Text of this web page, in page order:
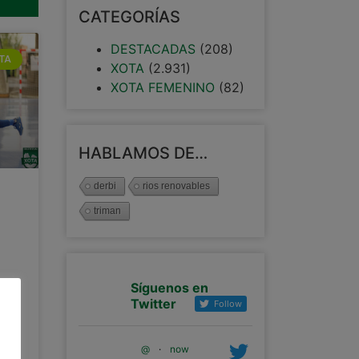
CATEGORÍAS
DESTACADAS (208)
XOTA (2.931)
XOTA FEMENINO (82)
HABLAMOS DE…
derbi rios renovables
triman
Síguenos en
Twitter
Follow
@ · now